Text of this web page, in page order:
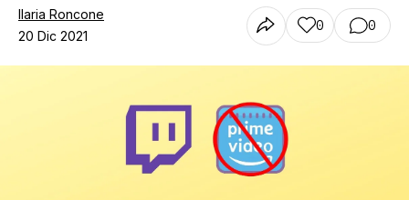
Ilaria Roncone
20 Dic 2021
0 0